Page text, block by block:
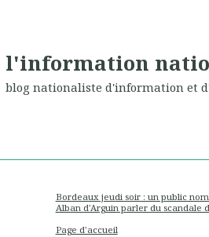
l'information
blog nationaliste d'information et
Bordeaux jeudi soir : un public
Alban d'Arguin parler du scandale
Page d'accueil